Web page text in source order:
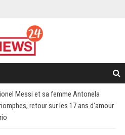
Messi et sa femme Antonela
retour sur les 17 ans d’amour